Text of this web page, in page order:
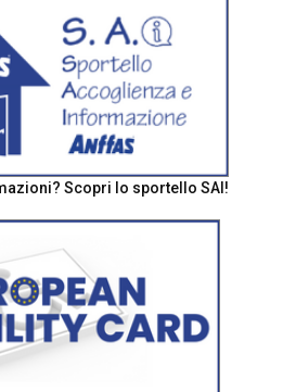
Scopri lo sportello SAI!